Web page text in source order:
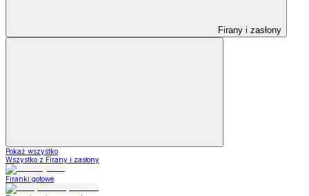
Firany i zasłony
Pokaż wszystko
Wszystko z Firany i zasłony
Firanki gotowe